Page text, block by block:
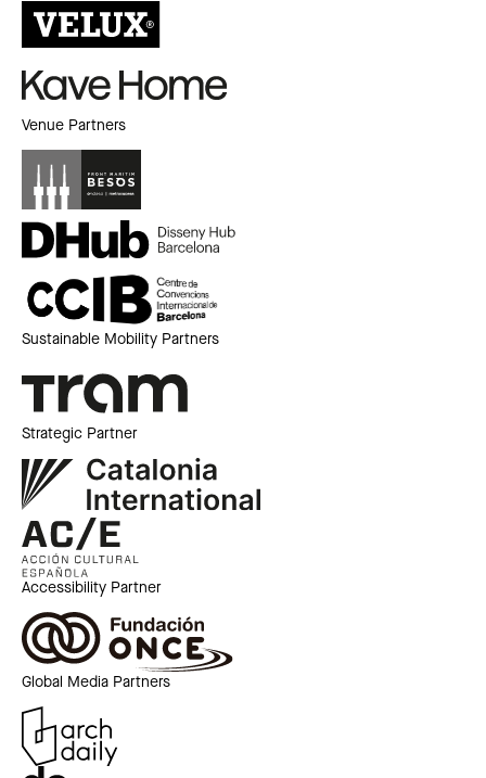
Venue Partners
Sustainable Mobility Partners
Strategic Partner
Accessibility Partner
Global Media Partners